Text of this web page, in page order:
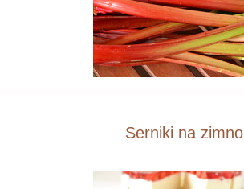
Serniki na zimno